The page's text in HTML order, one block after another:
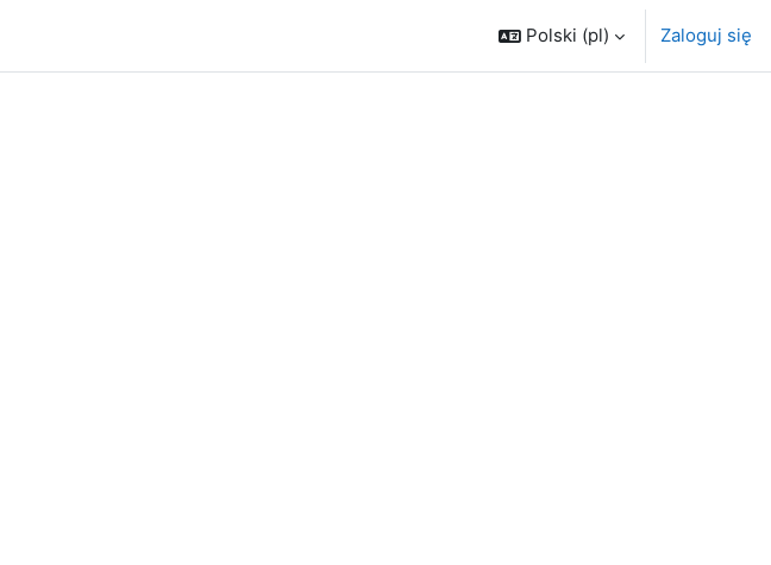
Polski ‎(pl)‎ Zaloguj się